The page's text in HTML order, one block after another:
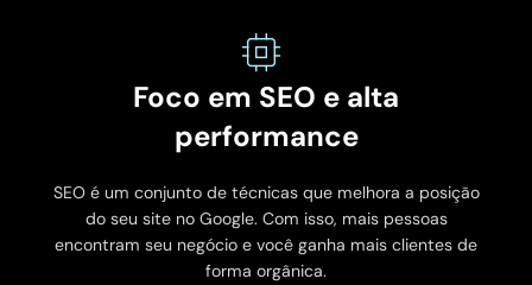
Foco em SEO e alta
performance
SEO é um conjunto de técnicas que melhora a posição
do seu site no Google. Com isso, mais pessoas
encontram seu negócio e você ganha mais clientes de
forma orgânica.